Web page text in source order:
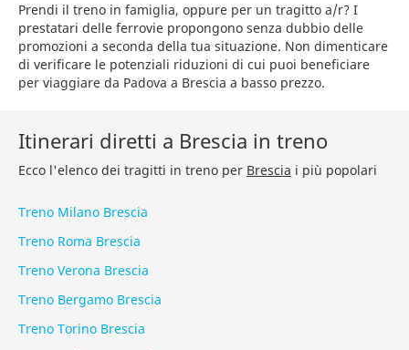
Prendi il treno in famiglia, oppure per un tragitto a/r? I
prestatari delle ferrovie propongono senza dubbio delle
promozioni a seconda della tua situazione. Non dimenticare
di verificare le potenziali riduzioni di cui puoi beneficiare
per viaggiare da Padova a Brescia a basso prezzo.
Itinerari diretti a Brescia in treno
Ecco l'elenco dei tragitti in treno per Brescia i più popolari
Treno Milano Brescia
Treno Roma Brescia
Treno Verona Brescia
Treno Bergamo Brescia
Treno Torino Brescia